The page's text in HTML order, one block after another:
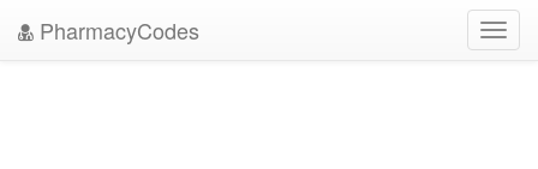
PharmacyCodes